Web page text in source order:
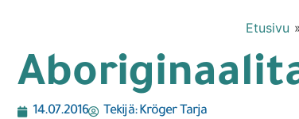
Etusivu
14.07.2016 Tekijä:Kröger Tarja